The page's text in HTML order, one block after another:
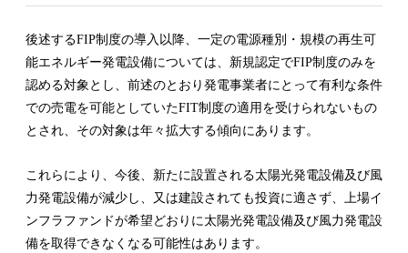
後述するFIP制度の導入以降、一定の電源種別・規模の再生可
能エネルギー発電設備については、新規認定でFIP制度のみを
認める対象とし、前述のとおり発電事業者にとって有利な条件
での売電を可能としていたFIT制度の適用を受けられないもの
とされ、その対象は年々拡大する傾向にあります。
これらにより、今後、新たに設置される太陽光発電設備及び風
力発電設備が減少し、又は建設されても投資に適さず、上場イ
ンフラファンドが希望どおりに太陽光発電設備及び風力発電設
備を取得できなくなる可能性はあります。